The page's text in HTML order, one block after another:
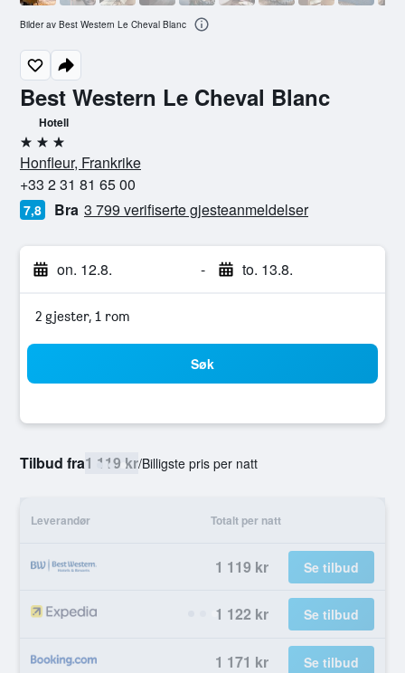
Best Western Le Cheval Blanc
Hotell
3 stjerner
Honfleur, Frankrike
+33 2 31 81 65 00
7,8 Bra 3 799 verifiserte gjesteanmeldelser
on. 12.8. - to. 13.8.
2 gjester, 1 rom
Søk
Tilbud fra1 119 kr/Billigste pris per natt
Leverandør Totalt per natt
1 119 kr Se tilbud
1 122 kr Se tilbud
1 171 kr Se tilbud
Bilder av Best Western Le Cheval Blanc